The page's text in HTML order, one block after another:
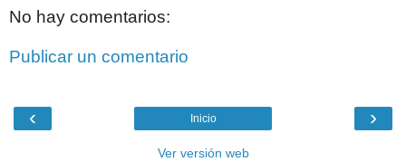
No hay comentarios:
Publicar un comentario
‹ ›
Inicio
Ver versión web